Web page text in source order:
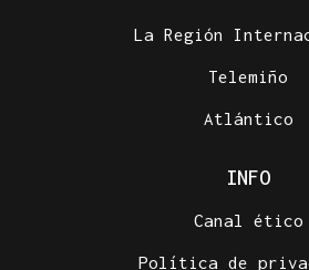
La Región
Telemiño
Atlántico
INFO
Canal ético
Política de